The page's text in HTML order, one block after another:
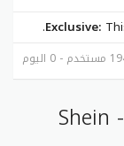
Exclusive:
كوبونات متجر كوبونات شي إن - Shein